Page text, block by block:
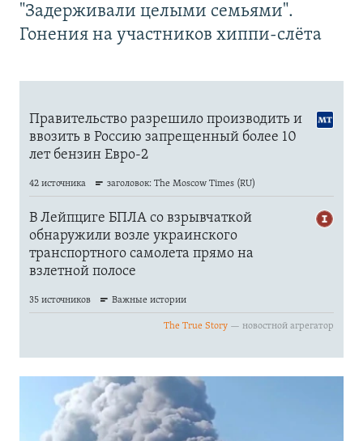
"Задерживали целыми семьями".
Гонения на участников хиппи-слёта